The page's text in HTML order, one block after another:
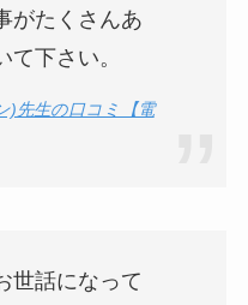
がたくさんあ
下さい。
)先生の口コミ【電
世話になって